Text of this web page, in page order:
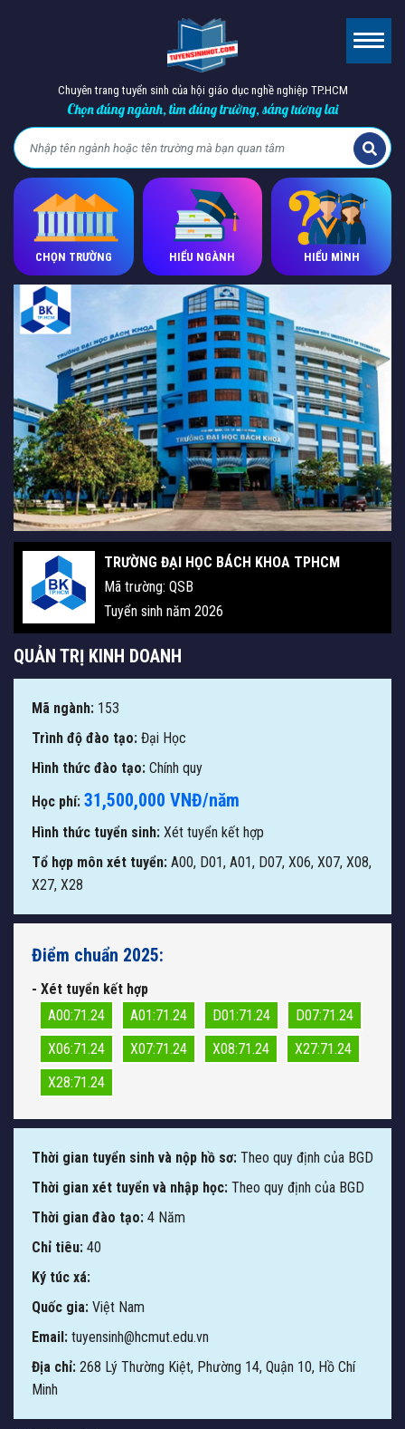
Chuyên trang tuyển sinh của hội giáo dục nghề nghiệp TP.HCM
Chọn đúng ngành, tìm đúng trường, sáng tương lai
HIỂU MÌNH
HIỂU NGÀNH
CHỌN TRƯỜNG
TRƯỜNG ĐẠI HỌC BÁCH KHOA TPHCM
Mã trường: QSB
Tuyển sinh năm 2026
QUẢN TRỊ KINH DOANH
Mã ngành: 153
Trình độ đào tạo: Đại Học
Hình thức đào tạo: Chính quy
Học phí: 31,500,000 VNĐ/năm
Hình thức tuyển sinh: Xét tuyển kết hợp
Tổ hợp môn xét tuyển: A00, D01, A01, D07, X06, X07, X08,
X27, X28
Điểm chuẩn 2025:
- Xét tuyển kết hợp
A00:71.24
A01:71.24 D01:71.24
D07:71.24
X06:71.24
X07:71.24 X08:71.24
X27:71.24
X28:71.24
Thời gian tuyển sinh và nộp hồ sơ: Theo quy định của BGD
Thời gian xét tuyển và nhập học: Theo quy định của BGD
Thời gian đào tạo: 4 Năm
Chỉ tiêu: 40
Ký túc xá:
Quốc gia: Việt Nam
Email: tuyensinh@hcmut.edu.vn
Địa chỉ: 268 Lý Thường Kiệt, Phường 14, Quận 10, Hồ Chí
Minh